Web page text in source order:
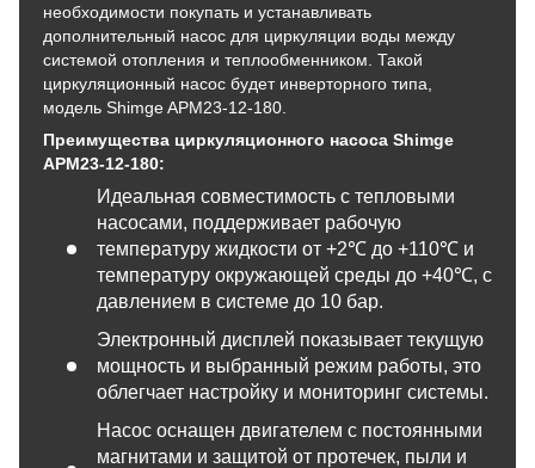
необходимости покупать и устанавливать
дополнительный насос для циркуляции воды между
системой отопления и теплообменником. Такой
циркуляционный насос будет инверторного типа,
модель Shimge APM23-12-180.
Преимущества циркуляционного насоса Shimge
APM23-12-180:
Идеальная совместимость с тепловыми
насосами, поддерживает рабочую
температуру жидкости от +2℃ до +110℃ и
температуру окружающей среды до +40℃, с
давлением в системе до 10 бар.
Электронный дисплей показывает текущую
мощность и выбранный режим работы, это
облегчает настройку и мониторинг системы.
Насос оснащен двигателем с постоянными
магнитами и защитой от протечек, пыли и